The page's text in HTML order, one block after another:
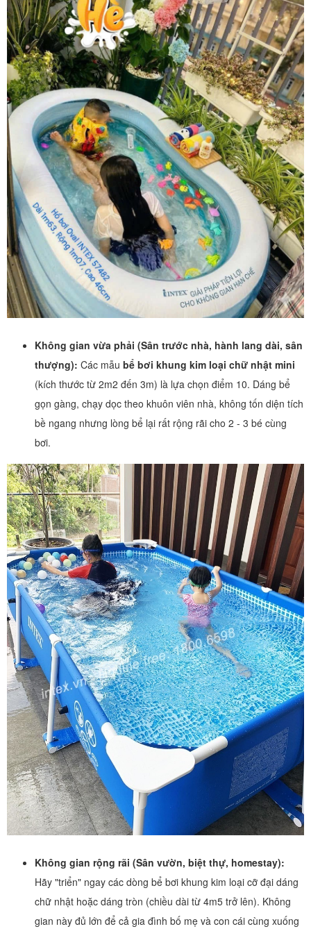
Không gian vừa phải (Sân trước nhà, hành lang dài, sân
thượng): Các mẫu bể bơi khung kim loại chữ nhật mini
(kích thước từ 2m2 đến 3m) là lựa chọn điểm 10. Dáng bể
gọn gàng, chạy dọc theo khuôn viên nhà, không tốn diện tích
bề ngang nhưng lòng bể lại rất rộng rãi cho 2 - 3 bé cùng
bơi.
Không gian rộng rãi (Sân vườn, biệt thự, homestay):
Hãy "triển" ngay các dòng bể bơi khung kim loại cỡ đại dáng
chữ nhật hoặc dáng tròn (chiều dài từ 4m5 trở lên). Không
gian này đủ lớn để cả gia đình bố mẹ và con cái cùng xuống